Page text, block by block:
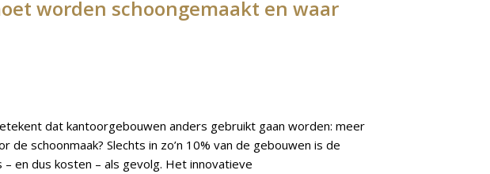
worden schoongemaakt en waar
dat kantoorgebouwen anders gebruikt gaan worden: meer
schoonmaak? Slechts in zo’n 10% van de gebouwen is de
en dus kosten – als gevolg. Het innovatieve